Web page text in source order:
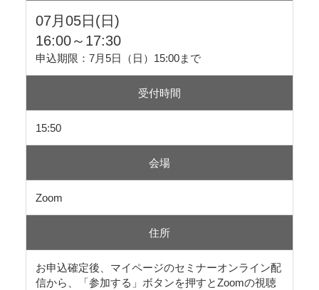
07月05日(日)
16:00～17:30
申込期限：7月5日（日）15:00まで
受付時間
15:50
会場
Zoom
住所
お申込確定後、マイページのセミナーオンライン配
信から、「参加する」ボタンを押すとZoomの視聴